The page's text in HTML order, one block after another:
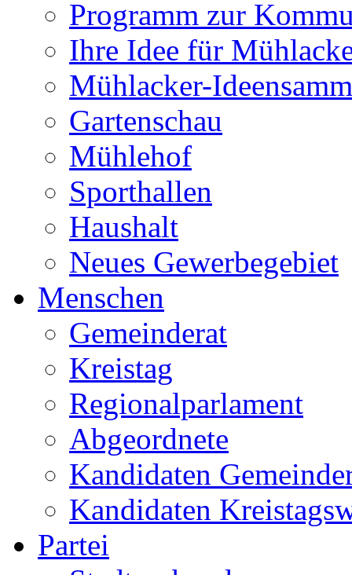
Programm zur
Ihre Idee für
Mühlacker-
Gartenschau
Mühlehof
Sporthallen
Haushalt
Neues Gewerbegebiet
Menschen
Gemeinderat
Kreistag
Regionalparlament
Abgeordnete
Kandidaten
Kandidaten
Partei